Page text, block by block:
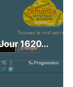
1620...